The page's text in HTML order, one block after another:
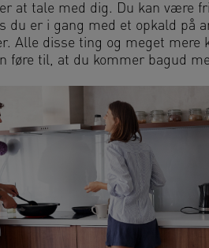
at tale med dig. Du kan være
du er i gang med et opkald på
Alle disse ting og meget mere
føre til, at du kommer bagud